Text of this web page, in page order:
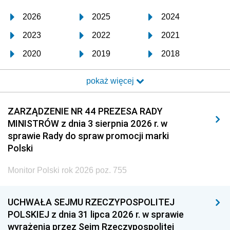
2026 2025 2024
2023 2022 2021
2020 2019 2018
2017 2016 2015
2014 2013 2012
2011 2010 2009
2008 2007 2006
2005
1996 1995 1994
1993 1992 1991
pokaż więcej
ZARZĄDZENIE NR 44 PREZESA RADY
MINISTRÓW z dnia 3 sierpnia 2026 r. w
sprawie Rady do spraw promocji marki
Polski
Monitor Polski rok 2026 poz. 755
UCHWAŁA SEJMU RZECZYPOSPOLITEJ
POLSKIEJ z dnia 31 lipca 2026 r. w sprawie
wyrażenia przez Sejm Rzeczypospolitej